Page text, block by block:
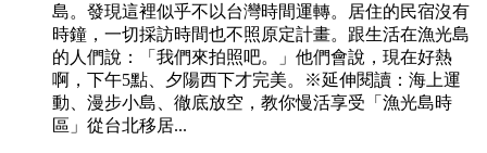
島。發現這裡似乎不以台灣時間運轉。居住的民宿沒有
時鐘，一切採訪時間也不照原定計畫。跟生活在漁光島
的人們說：「我們來拍照吧。」他們會說，現在好熱
啊，下午5點、夕陽西下才完美。※延伸閱讀：海上運
動、漫步小島、徹底放空，教你慢活享受「漁光島時
區」從台北移居...